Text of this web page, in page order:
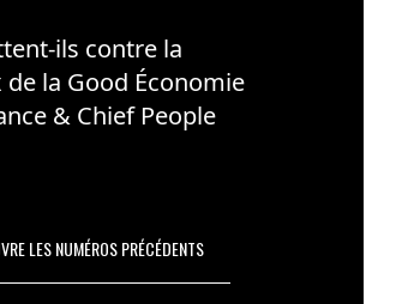
ils contre la
la Good Économie
& Chief People
LES NUMÉROS PRÉCÉDENTS